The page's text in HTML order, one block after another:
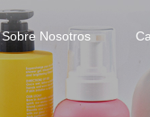
Sobre Nosotros